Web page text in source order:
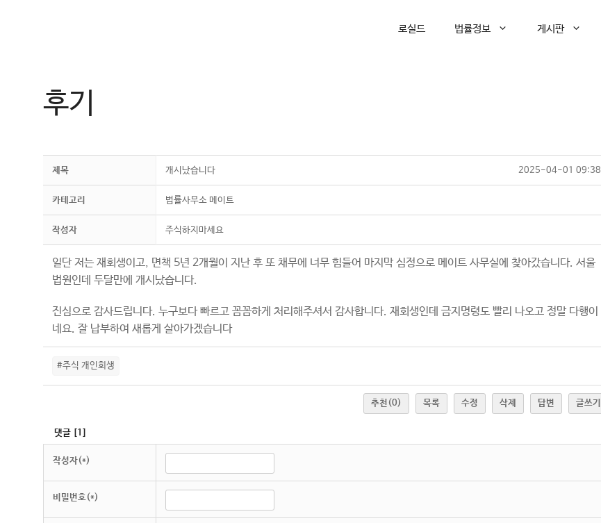
로실드 법률정보 게시판
후기
제목 개시났습니다 2025-04-01 09:38
카테고리 법률사무소 메이트
작성자 주식하지마세요
일단 저는 재회생이고, 면책 5년 2개월이 지난 후 또 채무에 너무 힘들어 마지막 심정으로 메이트 사무실에 찾아갔습니다. 서울
법원인데 두달만에 개시났습니다.
진심으로 감사드립니다. 누구보다 빠르고 꼼꼼하게 처리해주셔서 감사합니다. 재회생인데 금지명령도 빨리 나오고 정말 다행이
네요. 잘 납부하여 새롭게 살아가겠습니다
#주식 개인회생
추천 (0) 목록 수정 삭제 답변 글쓰기
댓글 1
작성자(*)
비밀번호(*)